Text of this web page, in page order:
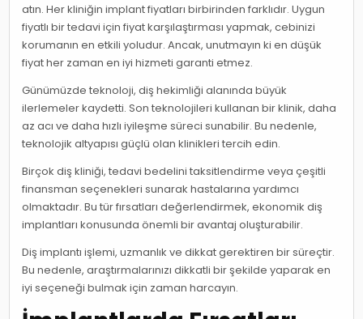
atın. Her kliniğin implant fiyatları birbirinden farklıdır. Uygun
fiyatlı bir tedavi için fiyat karşılaştırması yapmak, cebinizi
korumanın en etkili yoludur. Ancak, unutmayın ki en düşük
fiyat her zaman en iyi hizmeti garanti etmez.
Günümüzde teknoloji, diş hekimliği alanında büyük
ilerlemeler kaydetti. Son teknolojileri kullanan bir klinik, daha
az acı ve daha hızlı iyileşme süreci sunabilir. Bu nedenle,
teknolojik altyapısı güçlü olan klinikleri tercih edin.
Birçok diş kliniği, tedavi bedelini taksitlendirme veya çeşitli
finansman seçenekleri sunarak hastalarına yardımcı
olmaktadır. Bu tür fırsatları değerlendirmek, ekonomik diş
implantları konusunda önemli bir avantaj oluşturabilir.
Diş implantı işlemi, uzmanlık ve dikkat gerektiren bir süreçtir.
Bu nedenle, araştırmalarınızı dikkatli bir şekilde yaparak en
iyi seçeneği bulmak için zaman harcayın.